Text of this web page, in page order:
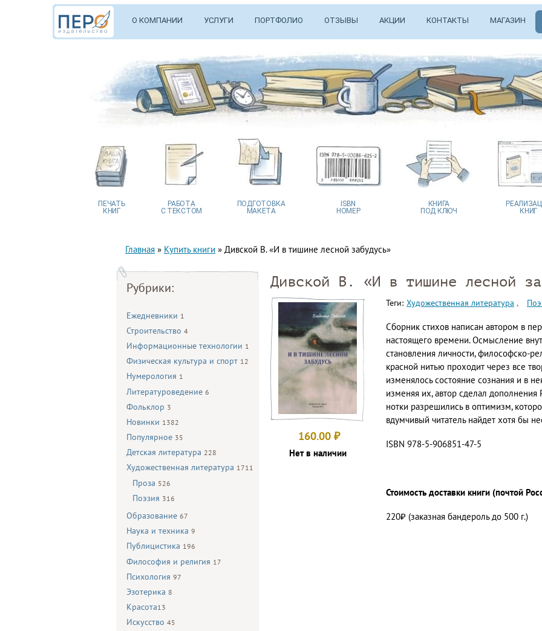
О КОМПАНИИ УСЛУГИ ПОРТФОЛИО ОТЗЫВЫ АКЦИИ КОНТАКТЫ МАГАЗИН
ПЕЧАТЬ
КНИГ
РАБОТА
С ТЕКСТОМ
ПОДГОТОВКА
МАКЕТА
ISBN
НОМЕР
КНИГА
ПОД КЛЮЧ
КНИГ
Главная » Купить книги » Дивской В. «И в тишине лесной забудусь»
Рубрики:
Ежедневники 1
Строительство 4
Информационные технологии 1
Физическая культура и спорт 12
Нумерология 1
Литературоведение 6
Фольклор 3
Новинки 1382
Популярное 35
Детская литература 228
Художественная литература 1711
Проза 526
Поэзия 316
Образование 67
Наука и техника 9
Публицистика 196
Философия и религия 17
Психология 97
Эзотерика 8
Красота13
Искусство 45
Дивской В. «И в тишине лесной
160.00 ₽
Нет в наличии
Теги: Художественная литература
Сборник стихов написан автором в
настоящего времени. Осмысление
становления личности, философско-
красной нитью проходит через все
изменялось состояние сознания и в
изменяя их, автор сделал дополнения
нотки разрешились в оптимизм,
вдумчивый читатель найдет хотя бы
ISBN 978-5-906851-47-5
Стоимость доставки книги (почтой
220₽ (заказная бандероль до 500 г.)